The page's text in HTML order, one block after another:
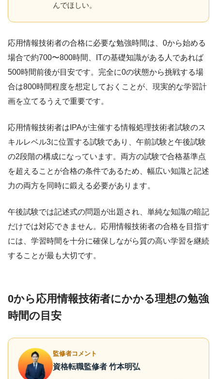
んでほしい。
応用情報技術者の合格に必要な勉強時間は、0から始める
場合で約700〜800時間、ITの基礎知識がある人であれば
500時間前後が目安です。完全に0の状態から挑戦する場
合は800時間程度を想定しておくことが、現実的な学習計
画を立てるうえで重要です。
応用情報技術者はIPAが主催する情報処理技術者試験のス
キルレベル3に位置する試験であり、午前試験と午後試験
の2段階の構成になっています。両方の試験で合格基準点
を超えることが合格の条件であるため、幅広い知識と記述
力の両方を同時に鍛える必要があります。
午後試験では記述式の問題が出題され、単純な知識の暗記
だけでは対応できません。応用情報技術者の合格を目指す
には、学習時間を十分に確保しながら質の高い学習を継続
することが最も大切です。
0から応用情報技術者にかかる理想の勉強
時間の目安
監修者コメント
資格転職監修者 竹本明弘